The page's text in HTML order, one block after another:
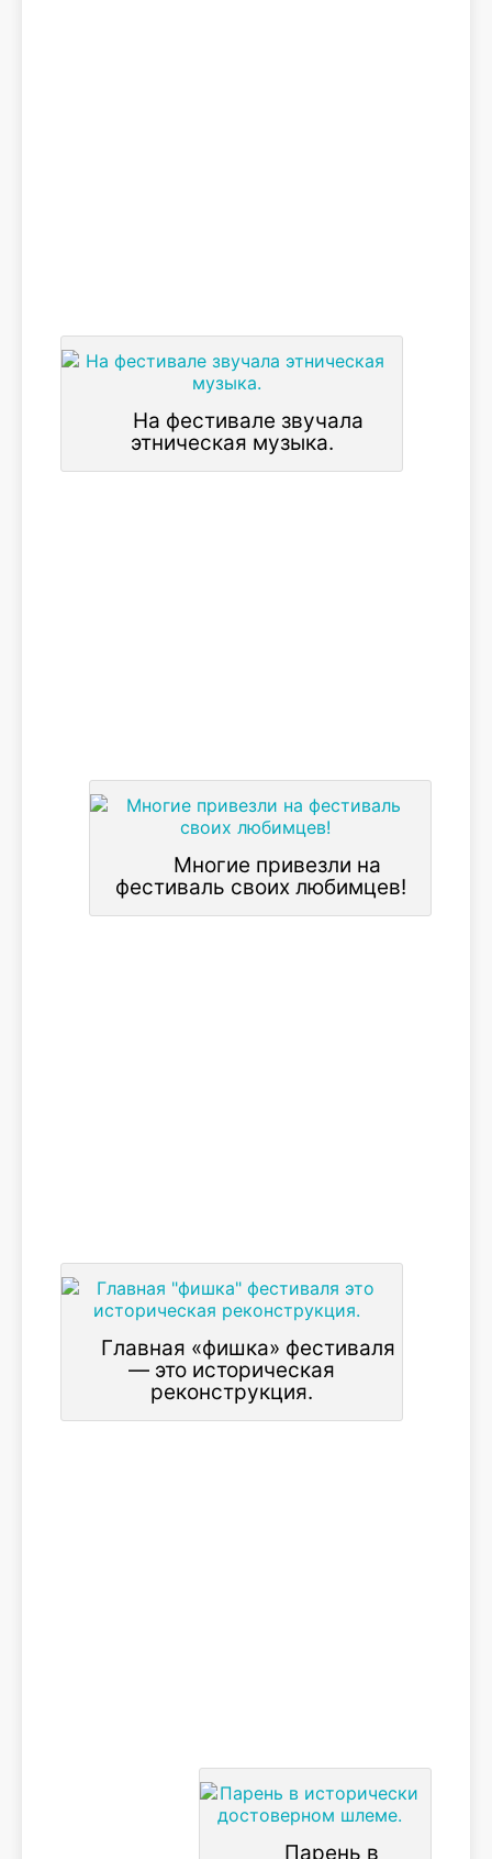
На фестивале звучала
этническая музыка.
Многие привезли на
фестиваль своих любимцев!
Главная «фишка» фестиваля
— это историческая
реконструкция.
Парень в